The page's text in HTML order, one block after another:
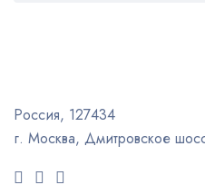
Россия, 127434
г. Москва, Дмитровское